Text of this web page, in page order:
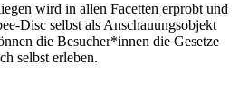
wird in allen Facetten erprobt und
Disc selbst als Anschauungsobjekt
die Besucher*innen die Gesetze
selbst erleben.